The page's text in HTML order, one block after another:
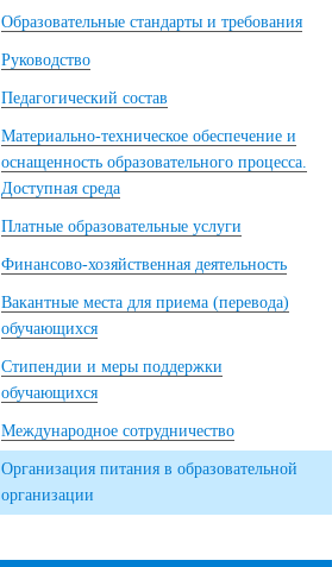
Образовательные стандарты и требования
Руководство
Педагогический состав
Материально-техническое обеспечение и
оснащенность образовательного процесса.
Доступная среда
Платные образовательные услуги
Финансово-хозяйственная деятельность
Вакантные места для приема (перевода)
обучающихся
Стипендии и меры поддержки
обучающихся
Международное сотрудничество
Организация питания в образовательной
организации